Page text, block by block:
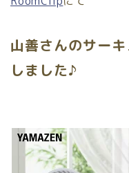
山善さんのサー
しました♪